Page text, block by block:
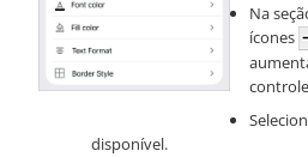
Na
ícones
disponível.